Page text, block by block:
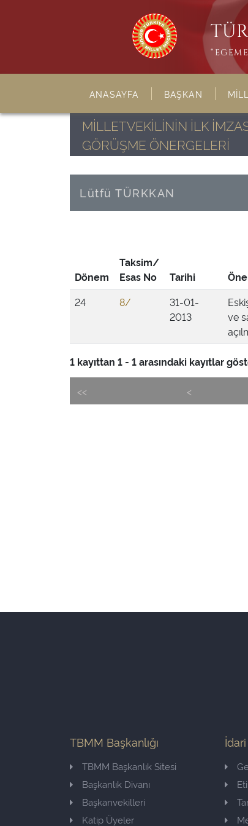
ANASAYFA BAŞKAN
MİLLETVEKİLİNİN İLK
GÖRÜŞME ÖNERGELERİ
Lütfü TÜRKKAN
Dönem
Taksim/
Esas No
Tarihi
24
8/
31-01-
2013
ve
1 kayıttan 1 - 1 arasındaki kayıtlar
<< <
TBMM Başkanlığı
TBMM Başkanlık Sitesi
Başkanlık Divanı
Başkanvekilleri
Katip Üyeler